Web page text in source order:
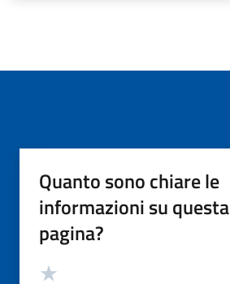
Quanto sono chiare le
informazioni su questa
pagina?
Valutazione